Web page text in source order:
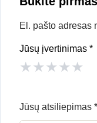
El. pašto adresas
Jūsų įvertinimas *
★★★★★
Jūsų atsiliepimas *